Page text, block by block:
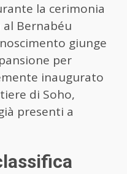
la cerimonia
Bernabéu
giunge
per
inaugurato
di Soho,
presenti a